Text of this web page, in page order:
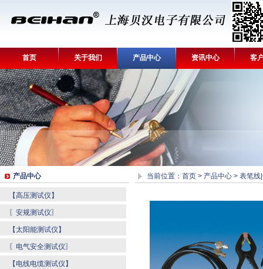
首页 关于我们 产品中心 资讯中心 客
产品中心
【高压测试仪】
〖安规测试仪〗
【太阳能测试仪】
〖电气安全测试仪〗
【电线电缆测试仪】
当前位置： 首页 > 产品中心 > 表笔线